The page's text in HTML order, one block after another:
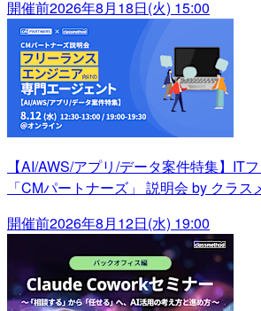
開催前2026年8月18日(火) 15:00
【AI/AWS/アプリ/データ案件特集】IT
「CMパートナーズ」 説明会 by クラス
開催前2026年8月12日(水) 19:00